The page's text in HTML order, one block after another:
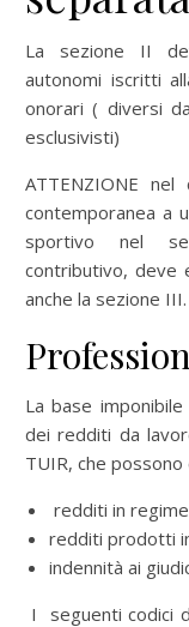
La sezione II
autonomi iscritti
onorari ( diversi
esclusivisti)
ATTENZIONE
contemporanea a
sportivo nel
contributivo, deve
anche la sezione III.
La base
dei redditi da
TUIR, che
redditi in
redditi prodotti
indennità ai
I seguenti codici